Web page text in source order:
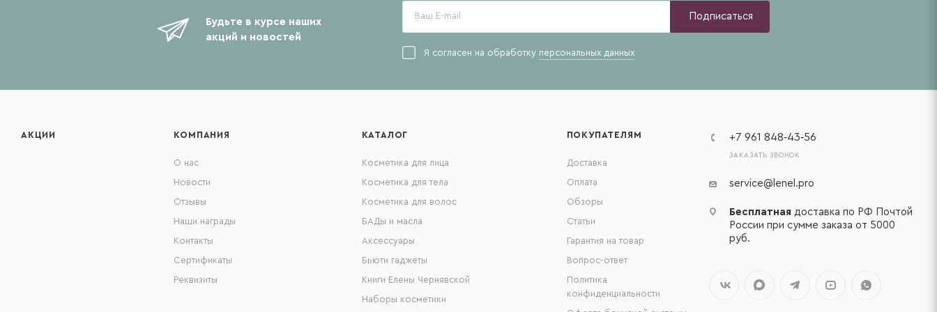
Будьте в курсе наших
акций и новостей
Подписаться
Я согласен на обработку персональных данных
АКЦИИ КОМПАНИЯ
О нас
Новости
Отзывы
Наши награды
Контакты
Сертификаты
Реквизиты
КАТАЛОГ
Косметика для лица
Косметика для тела
Косметика для волос
БАДы и масла
Аксессуары
Бьюти гаджеты
Книги Елены Чернявской
Наборы косметики
ПОКУПАТЕЛЯМ
Доставка
Оплата
Обзоры
Статьи
Гарантия на товар
Вопрос-ответ
Политика
конфиденциальности
+7 961 848‑43‑56
ЗАКАЗАТЬ ЗВОНОК
service@lenel.pro
Бесплатная доставка по РФ Почтой
России при сумме заказа от 5000
руб.